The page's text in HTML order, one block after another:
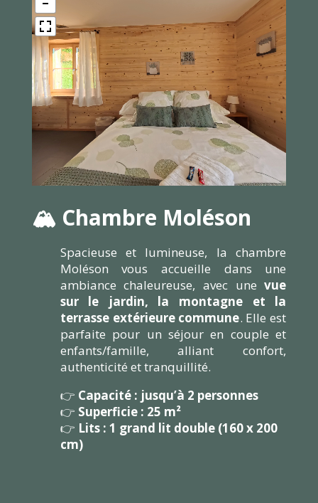
🏔️ Chambre Moléson
Spacieuse et lumineuse, la chambre
Moléson vous accueille dans une
ambiance chaleureuse, avec unevue
sur le jardin, la montagne et la
terrasse extérieure commune. Elle est
parfaite pour un séjour en couple et
enfants/famille, alliant confort,
authenticité et tranquillité.
👉 Capacité : jusqu’à 2 personnes
👉 Superficie : 25 m²
👉 Lits : 1 grand lit double (160 x 200
cm)